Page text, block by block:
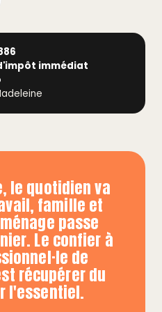
immédiat
le quotidien va
famille et
passe
Le confier à
de
récupérer du
l'essentiel.